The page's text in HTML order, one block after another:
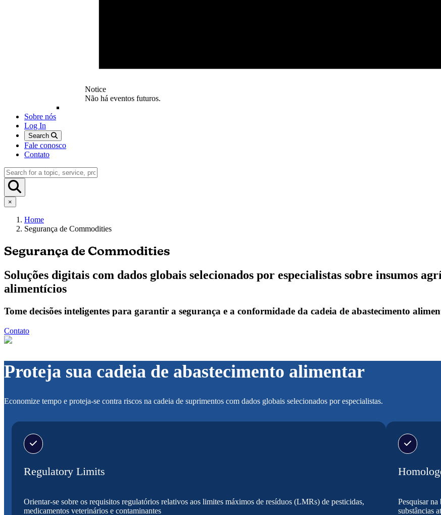
Notice
Não há eventos futuros.
Sobre nós
Log In
Search
Fale conosco
Contato
×
Home
Segurança de Commodities
Segurança de Commodities
Soluções digitais com dados globais selecionados por especialistas sobre insumos
alimentícios
Tome decisões inteligentes para garantir a segurança e a conformidade da cadeia de abastecimento
Contato
Proteja sua cadeia de abastecimento alimentar
Economize tempo e proteja-se contra riscos na cadeia de suprimentos com dados globais selecionados por especialistas.
Regulatory Limits
Orientar-se sobre os requisitos regulatórios relativos aos limites máximos de resíduos (LMRs) de pesticidas,
medicamentos veterinários e contaminantes
Pesquisar na
substâncias